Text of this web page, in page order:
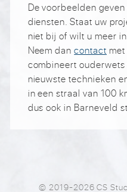
De voorbeelden
diensten. Staat uw
niet bij of wilt u meer
Neem dancontact met
combineert
nieuwste technieken
in een straal van 100
dus ook in Barneveld
© 2019-2026 CS